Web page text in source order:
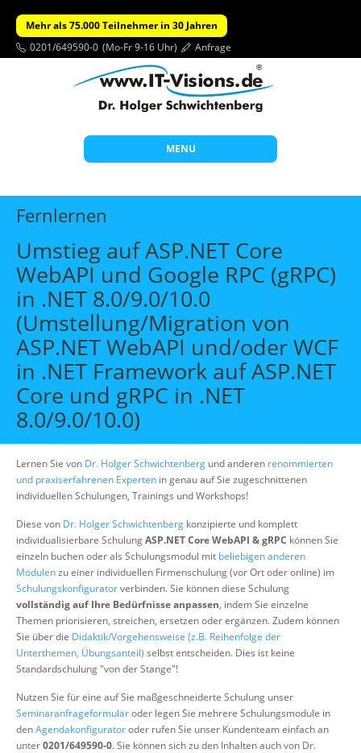
Mehr als 75.000 Teilnehmer in 30 Jahren
0201/649590-0 (Mo-Fr 9-16 Uhr) Anfrage
MENU
Start
Themen
Beratung
Individuelle Schulungen
Offene Seminare
Wissen
Über uns
Suche
Fernlernen
Umstieg auf ASP.NET Core
WebAPI und Google RPC (gRPC)
in .NET 8.0/9.0/10.0
(Umstellung/Migration von
ASP.NET WebAPI und/oder WCF
in .NET Framework auf ASP.NET
Core und gRPC in .NET
8.0/9.0/10.0)
Lernen Sie von Dr. Holger Schwichtenberg und anderen renommierten
und praxiserfahrenen Experten in genau auf Sie zugeschnittenen
individuellen Schulungen, Trainings und Workshops!
Diese von Dr. Holger Schwichtenberg konzipierte und komplett
individualisierbare SchulungASP.NET Core WebAPI & gRPC können Sie
einzeln buchen oder als Schulungsmodul mit beliebigen anderen
Modulenzu einer individuellen Firmenschulung (vor Ort oder online) im
Schulungskonfiguratorverbinden. Sie können diese Schulung
vollständig auf Ihre Bedürfnisse anpassen, indem Sie einzelne
Themen priorisieren, streichen, ersetzen oder ergänzen. Zudem können
Sie über die Didaktik/Vorgehensweise (z.B. Reihenfolge der
Unterthemen, Übungsanteil) selbst entscheiden. Dies ist keine
Standardschulung "von der Stange"!
Nutzen Sie für eine auf Sie maßgeschneiderte Schulung unser
Seminaranfrageformularoder legen Sie mehrere Schulungsmodule in
denAgendakonfiguratoroder rufen Sie unser Kundenteam einfach an
unter0201/649590-0. Sie können sich zu den Inhalten auch von Dr.